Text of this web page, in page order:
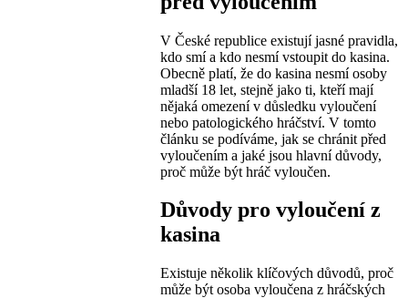
V České republice existují jasné pravidla,
kdo smí a kdo nesmí vstoupit do kasina.
Obecně platí, že do kasina nesmí osoby
mladší 18 let, stejně jako ti, kteří mají
nějaká omezení v důsledku vyloučení
nebo patologického hráčství. V tomto
článku se podíváme, jak se chránit před
vyloučením a jaké jsou hlavní důvody,
proč může být hráč vyloučen.
Důvody pro vyloučení z
kasina
Existuje několik klíčových důvodů, proč
může být osoba vyloučena z hráčských